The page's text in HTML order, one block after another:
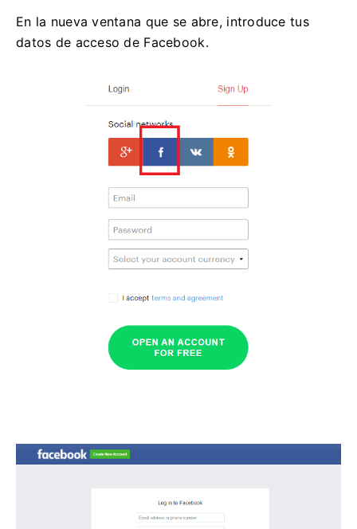
En la nueva ventana que se abre, introduce tus
datos de acceso de Facebook.